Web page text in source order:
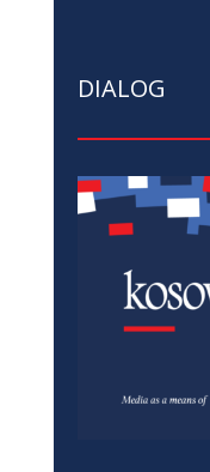
DIALOG